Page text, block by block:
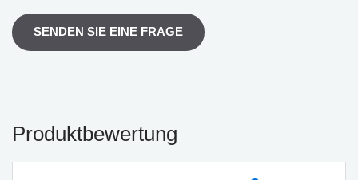
SENDEN SIE EINE FRAGE
Produktbewertung